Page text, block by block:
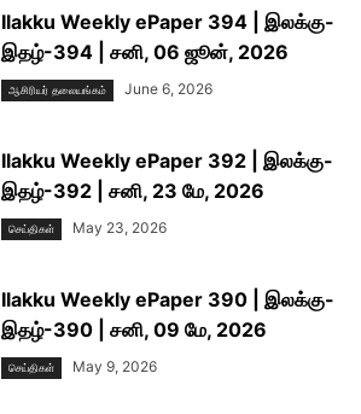
Ilakku Weekly ePaper 394 | இலக்கு-
இதழ்-394 | சனி, 06 ஜூன், 2026
ஆசிரியர் தலையங்கம் June 6, 2026
Ilakku Weekly ePaper 392 | இலக்கு-
இதழ்-392 | சனி, 23 மே, 2026
செய்திகள் May 23, 2026
Ilakku Weekly ePaper 390 | இலக்கு-
இதழ்-390 | சனி, 09 மே, 2026
செய்திகள் May 9, 2026